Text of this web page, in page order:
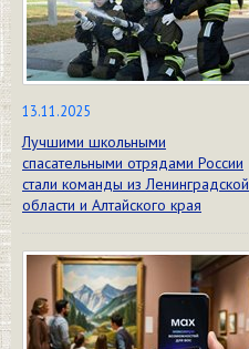
13.11.2025
Лучшими школьными
спасательными отрядами России
стали команды из Ленинградской
области и Алтайского края